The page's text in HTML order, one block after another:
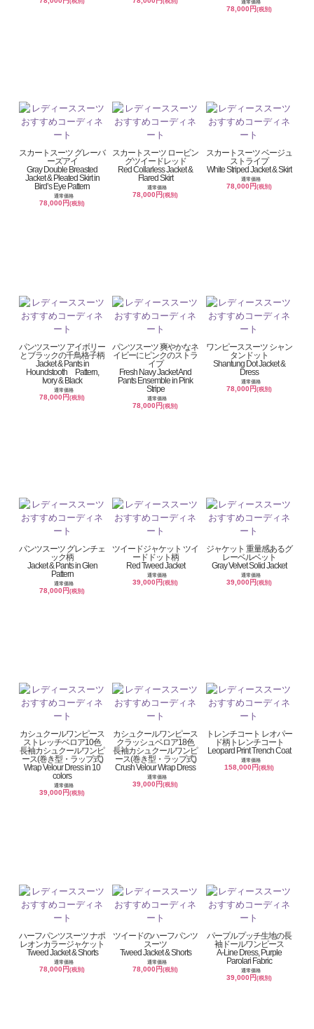
通常価格
78,000円 (税別)
スカートスーツ グレーバ
ーズアイ
Gray Double Breasted
Jacket & Pleated Skirt in
Bird’s Eye Pattern
通常価格
78,000円(税別)
スカートスーツ ロービン
グツイードレッド
Red Collarless Jacket &
Flared Skirt
通常価格
78,000円(税別)
スカートスーツ ベージュ
ストライプ
White Striped Jacket & Skirt
通常価格
78,000円 (税別)
パンツスーツ アイボリー
とブラックの千鳥格子柄
Jacket & Pants in
Houndstooth Pattern,
Ivory & Black
通常価格
78,000円(税別)
パンツスーツ 爽やかなネ
イビーにピンクのストラ
イプ
Fresh Navy Jacket And
Pants Ensemble in Pink
Stripe
通常価格
78,000円(税別)
ワンピーススーツ シャン
タンドット
Shantung Dot Jacket &
Dress
通常価格
78,000円 (税別)
パンツスーツ グレンチェ
ック柄
Jacket & Pants in Glen
Pattern
通常価格
78,000円(税別)
ツイードジャケット ツイ
ードドット柄
Red Tweed Jacket
通常価格
39,000円(税別)
ジャケット 重量感あるグ
レーベルベット
Gray Velvet Solid Jacket
通常価格
39,000円 (税別)
カシュクールワンピース
ストレッチベロア10色
長袖カシュクールワンピ
ース(巻き型・ラップ式)
Wrap Velour Dress in 10
colors
通常価格
39,000円(税別)
カシュクールワンピース
クラッシュベロア18色
長袖カシュクールワンピ
ース(巻き型・ラップ式)
Crush Velour Wrap Dress
通常価格
39,000円(税別)
トレンチコート レオパー
ド柄トレンチコート
Leopard Print Trench Coat
通常価格
158,000円 (税別)
ハーフパンツスーツ ナポ
レオンカラージャケット
Tweed Jacket & Shorts
通常価格
78,000円(税別)
ツイードのハーフパンツ
スーツ
Tweed Jacket & Shorts
通常価格
78,000円(税別)
パープルプッチ生地の長
袖ドールワンピース
A-Line Dress, Purple
Parolari Fabric
通常価格
39,000円 (税別)